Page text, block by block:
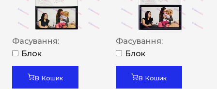
Фасування:
Блок
В Кошик
Фасування:
Блок
В Кошик